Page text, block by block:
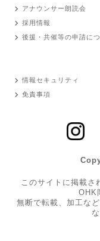
アナウンサー朗読会
採用情報
後援・共催等の申請に
情報セキュリティ
免責事項
このサイトに掲載さ
OHK
無断で転載、加工な